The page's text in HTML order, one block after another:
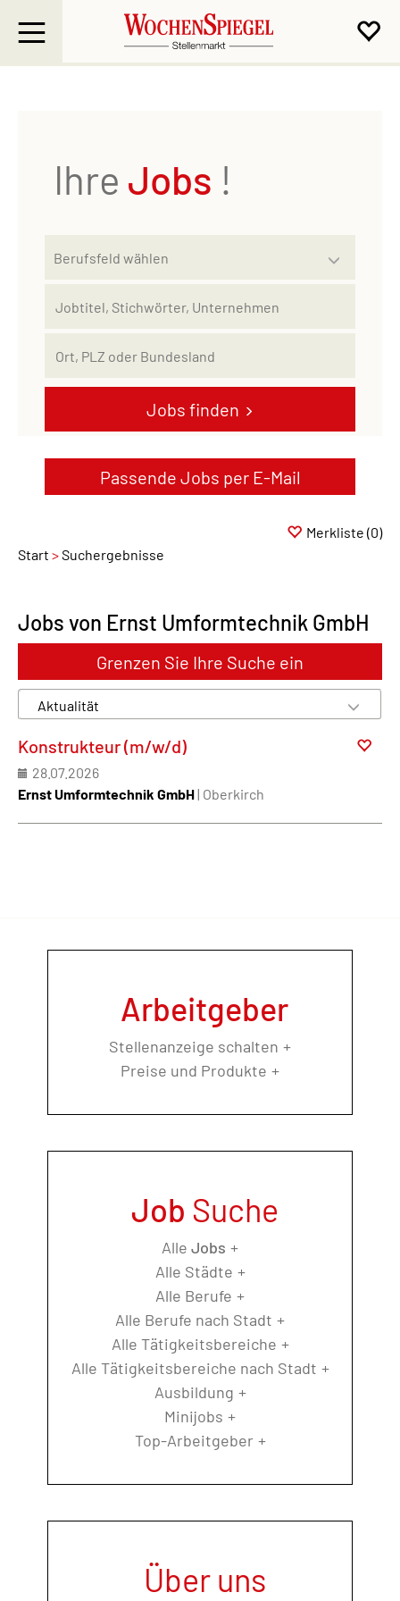
Passende Jobs per E-Mail
Ihre Jobs !
Jobs finden
Start Suchergebnisse
Merkliste (0)
Jobs von Ernst Umformtechnik GmbH
Grenzen Sie Ihre Suche ein
Konstrukteur (m/w/d)
28.07.2026
Ernst Umformtechnik GmbH| Oberkirch
Arbeitgeber
Stellenanzeige schalten
Preise und Produkte
Job Suche
Alle Jobs
Alle Städte
Alle Berufe
Alle Berufe nach Stadt
Alle Tätigkeitsbereiche
Alle Tätigkeitsbereiche nach Stadt
Ausbildung
Minijobs
Top-Arbeitgeber
Über uns